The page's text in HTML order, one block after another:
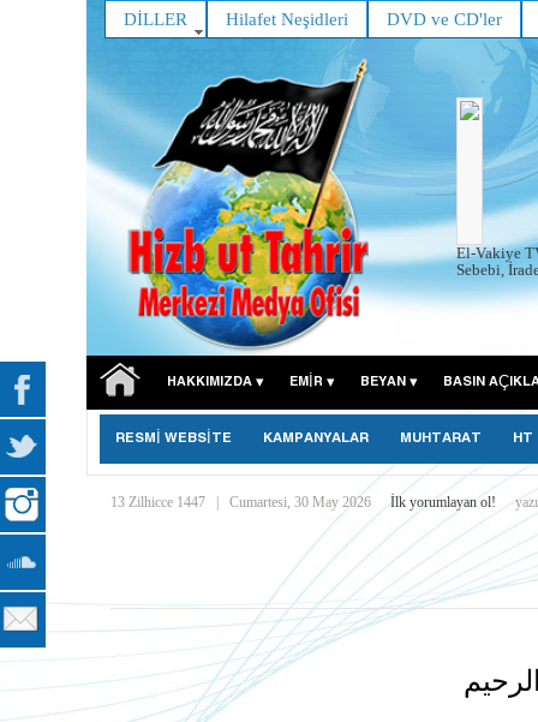
DİLLER Hilafet Neşidleri DVD ve CD'ler
El-Vakiye
Sebebi,
HAKKIMIZDA EMIR BEYAN BASIN
RESMİ WEBSİTE KAMPANYALAR MUHTARAT HT
13 Zilhicce 1447 Cumartesi, 30 May 2026 İlk yorumlayan ol!